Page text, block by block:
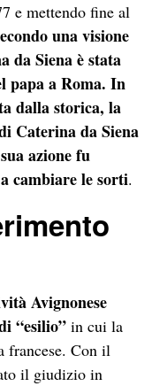
e mettendo fine al
una visione
da Siena è stata
papa a Roma. In
dalla storica, la
Caterina da Siena
azione fu
cambiare le sorti.
Avignonese
“esilio”in cui la
francese. Con il
il giudizio in